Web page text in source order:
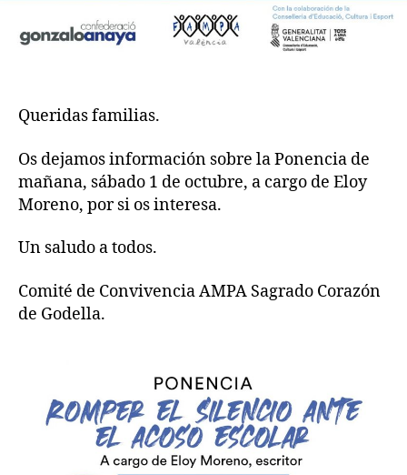
Queridas familias.
Os dejamos información sobre la Ponencia de
mañana, sábado 1 de octubre, a cargo de Eloy
Moreno, por si os interesa.
Un saludo a todos.
Comité de Convivencia AMPA Sagrado Corazón
de Godella.